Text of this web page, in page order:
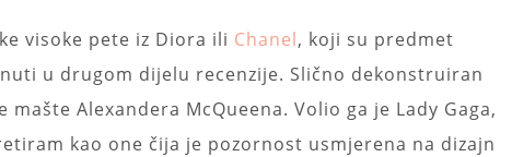
visoke pete iz Diora ili Chanel, koji su predmet
u drugom dijelu recenzije. Slično dekonstruiran
Alexandera McQueena. Volio ga je Lady Gaga,
kao one čija je pozornost usmjerena na dizajn